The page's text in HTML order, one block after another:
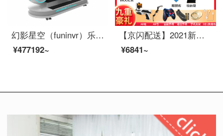
幻影星空（funinvr）乐享光轮 虚拟现实vr赛车驾驶模拟 vr赛车设备
¥477192~
【京闪配送】2021新款千幻魔镜16代vr眼镜一体机手机专用vr体感游戏机现实rv10 【2021新年款】千幻16代豪金版 送VR
¥6841~